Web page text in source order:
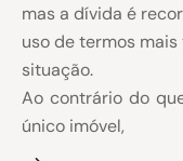
mas a dívida é
uso de termos
situação.
Ao contrário do
único imóvel,